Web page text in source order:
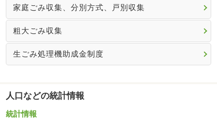
家庭ごみ収集、分別方式、戸別収集
粗大ごみ収集
生ごみ処理機助成金制度
人口などの統計情報
統計情報